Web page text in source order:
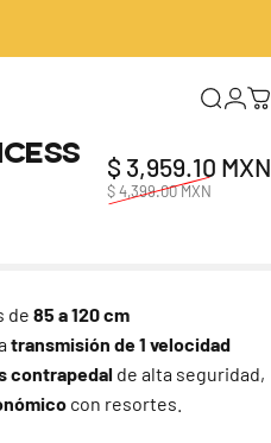
Buscar
$ 3,959.10 MXN
$ 4,399.00 MXN
de85 a 120 cm
transmisión de 1 velocidad
contrapedal de alta seguridad,
con resortes.